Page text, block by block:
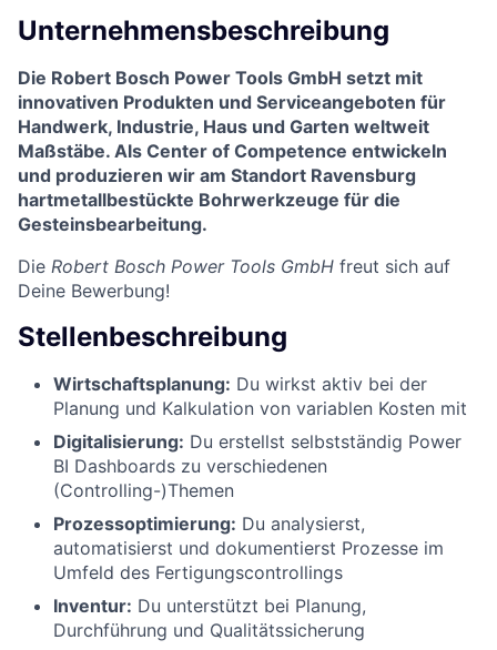
Unternehmensbeschreibung
Die Robert Bosch Power Tools GmbH setzt mit
innovativen Produkten und Serviceangeboten für
Handwerk, Industrie, Haus und Garten weltweit
Maßstäbe. Als Center of Competence entwickeln
und produzieren wir am Standort Ravensburg
hartmetallbestückte Bohrwerkzeuge für die
Gesteinsbearbeitung.
Die Robert Bosch Power Tools GmbH freut sich auf
Deine Bewerbung!
Stellenbeschreibung
Wirtschaftsplanung: Du wirkst aktiv bei der
Planung und Kalkulation von variablen Kosten mit
Digitalisierung: Du erstellst selbstständig Power
BI Dashboards zu verschiedenen
(Controlling-)Themen
Prozessoptimierung: Du analysierst,
automatisierst und dokumentierst Prozesse im
Umfeld des Fertigungscontrollings
Inventur: Du unterstützt bei Planung,
Durchführung und Qualitätssicherung